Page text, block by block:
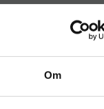
Om
gör det enklare
höjd.
skrapor,